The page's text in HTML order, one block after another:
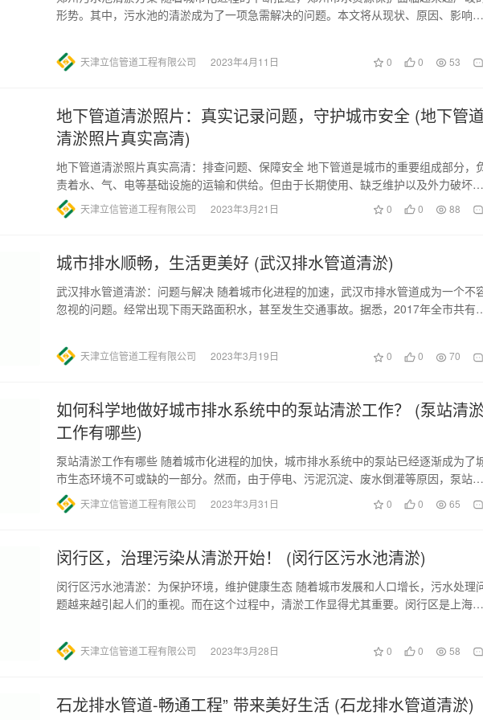
形势。其中，污水池的清淤成为了一项急需解决的问题。本文将从现状、原因、影响和
天津立信管道工程有限公司 2023年4月11日 0 0 53
地下管道清淤照片：真实记录问题，守护城市安全 (地下管道
清淤照片真实高清)
地下管道清淤照片真实高清：排查问题、保障安全 地下管道是城市的重要组成部分，
责着水、气、电等基础设施的运输和供给。但由于长期使用、缺乏维护以及外力破坏等
原因，这些管道内往往存在着…
天津立信管道工程有限公司 2023年3月21日 0 0 88
城市排水顺畅，生活更美好 (武汉排水管道清淤)
武汉排水管道清淤：问题与解决 随着城市化进程的加速，武汉市排水管道成为一个不
忽视的问题。经常出现下雨天路面积水，甚至发生交通事故。据悉，2017年全市共有
天津立信管道工程有限公司 2023年3月19日 0 0 70
如何科学地做好城市排水系统中的泵站清淤工作？ (泵站清淤
工作有哪些)
泵站清淤工作有哪些 随着城市化进程的加快，城市排水系统中的泵站已经逐渐成为了
市生态环境不可或缺的一部分。然而，由于停电、污泥沉淀、废水倒灌等原因，泵站往
往面临着各种清淤难题。那么…
天津立信管道工程有限公司 2023年3月31日 0 0 65
闵行区，治理污染从清淤开始！ (闵行区污水池清淤)
闵行区污水池清淤：为保护环境，维护健康生态 随着城市发展和人口增长，污水处理
题越来越引起人们的重视。而在这个过程中，清淤工作显得尤其重要。闵行区是上海市
天津立信管道工程有限公司 2023年3月28日 0 0 58
石龙排水管道-畅通工程” 带来美好生活 (石龙排水管道清淤)